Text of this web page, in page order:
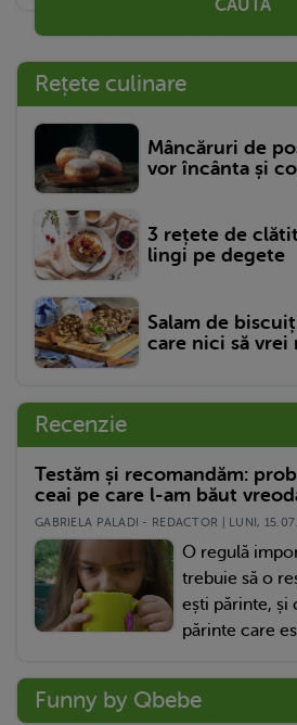
CAUTĂ
Rețete culinare
Mâncăruri de
vor încânta și
3 rețete de
lingi pe degete
Salam de
care nici să vrei
Recenzie
Testăm și recomandăm:
ceai pe care l-am băut
GABRIELA PALADI - REDACTOR | LUNI,
O regulă
trebuie să o
ești părinte, și
părinte care
Funny by Qbebe